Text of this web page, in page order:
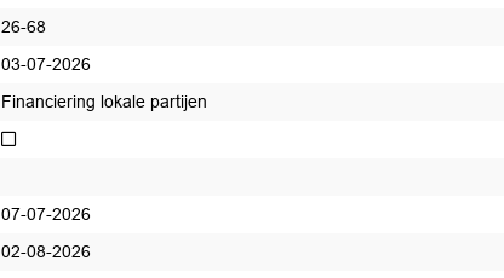
26-68
03-07-2026
Financiering lokale partijen
Niet tussenbericht
07-07-2026
02-08-2026